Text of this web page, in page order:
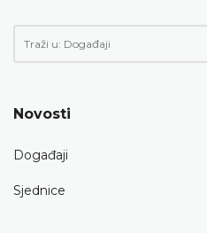
Novosti
Događaji
Sjednice